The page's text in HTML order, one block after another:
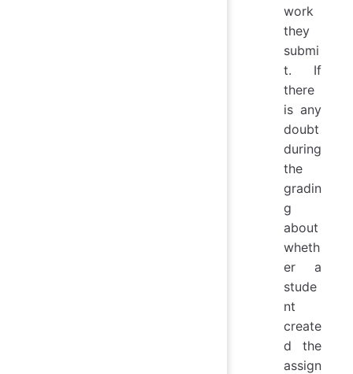
work
they
submi
t. If
there
is any
doubt
during
the
gradin
g
about
wheth
er a
stude
nt
create
d the
assign